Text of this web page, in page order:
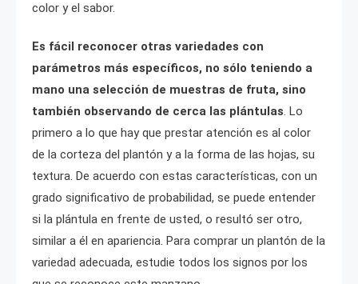
color y el sabor.
Es fácil reconocer otras variedades con
parámetros más específicos, no sólo teniendo a
mano una selección de muestras de fruta, sino
también observando de cerca las plántulas. Lo
primero a lo que hay que prestar atención es al color
de la corteza del plantón y a la forma de las hojas, su
textura. De acuerdo con estas características, con un
grado significativo de probabilidad, se puede entender
si la plántula en frente de usted, o resultó ser otro,
similar a él en apariencia. Para comprar un plantón de la
variedad adecuada, estudie todos los signos por los